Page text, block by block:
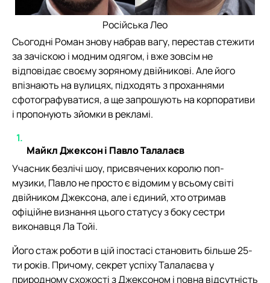
Російська Лео
Сьогодні Роман знову набрав вагу, перестав стежити
за зачіскою і модним одягом, і вже зовсім не
відповідає своєму зоряному двійникові. Але його
впізнають на вулицях, підходять з проханнями
сфотографуватися, а ще запрошують на корпоративи
і пропонують зйомки в рекламі.
Майкл Джексон і Павло Талалаєв
Учасник безлічі шоу, присвячених королю поп-
музики, Павло не просто є відомим у всьому світі
двійником Джексона, але і єдиний, хто отримав
офіційне визнання цього статусу з боку сестри
виконавця Ла Тойі.
Його стаж роботи в цій іпостасі становить більше 25-
ти років. Причому, секрет успіху Талалаєва у
природному схожості з Джексоном і повна відсутність